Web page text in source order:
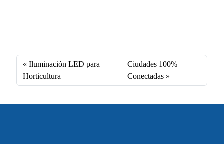
bo
ok
ed ail
Iluminación LED para
Horticultura
Ciudades 100%
Conectadas